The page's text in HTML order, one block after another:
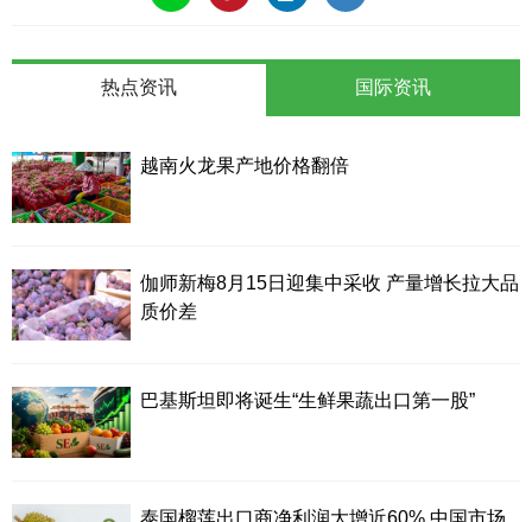
热点资讯
越南火龙果产地价格翻倍
伽师新梅8月15日迎集中采收 产量增长拉大品
质价差
巴基斯坦即将诞生“生鲜果蔬出口第一股”
国际资讯